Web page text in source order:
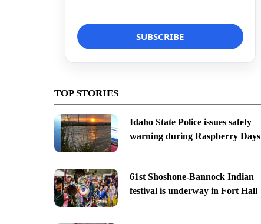
TOP STORIES
Idaho State Police issues safety
warning during Raspberry Days
61st Shoshone-Bannock Indian
festival is underway in Fort Hall